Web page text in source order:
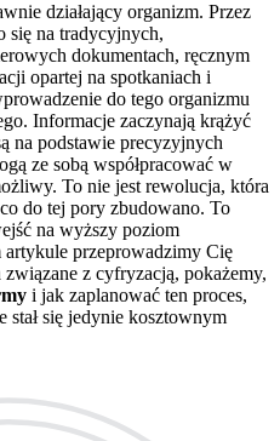
działający organizm. Przez
się na tradycyjnych,
dokumentach, ręcznym
opartej na spotkaniach i
do tego organizmu
Informacje zaczynają krążyć
na podstawie precyzyjnych
ze sobą współpracować w
To nie jest rewolucja, która
do tej pory zbudowano. To
na wyższy poziom
artykule przeprowadzimy Cię
z cyfryzacją, pokażemy,
i jak zaplanować ten proces,
stał się jedynie kosztownym